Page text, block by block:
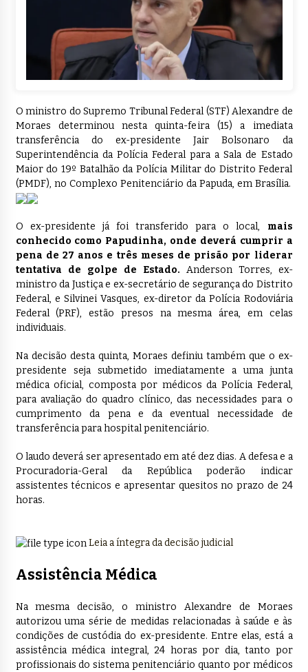
O ministro do Supremo Tribunal Federal (STF) Alexandre de
Moraes determinou nesta quinta-feira (15) a imediata
transferência do ex-presidente Jair Bolsonaro da
Superintendência da Polícia Federal para a Sala de Estado
Maior do 19º Batalhão da Polícia Militar do Distrito Federal
(PMDF), no Complexo Penitenciário da Papuda, em Brasília.
O ex-presidente já foi transferido para o local, mais
conhecido como Papudinha, onde deverá cumprir a
pena de 27 anos e três meses de prisão por liderar
tentativa de golpe de Estado. Anderson Torres, ex-
ministro da Justiça e ex-secretário de segurança do Distrito
Federal, e Silvinei Vasques, ex-diretor da Polícia Rodoviária
Federal (PRF), estão presos na mesma área, em celas
individuais.
Na decisão desta quinta, Moraes definiu também que o ex-
presidente seja submetido imediatamente a uma junta
médica oficial, composta por médicos da Polícia Federal,
para avaliação do quadro clínico, das necessidades para o
cumprimento da pena e da eventual necessidade de
transferência para hospital penitenciário.
O laudo deverá ser apresentado em até dez dias. A defesa e a
Procuradoria-Geral da República poderão indicar
assistentes técnicos e apresentar quesitos no prazo de 24
horas.
Leia a íntegra da decisão judicial
Assistência Médica
Na mesma decisão, o ministro Alexandre de Moraes
autorizou uma série de medidas relacionadas à saúde e às
condições de custódia do ex-presidente. Entre elas, está a
assistência médica integral, 24 horas por dia, tanto por
profissionais do sistema penitenciário quanto por médicos